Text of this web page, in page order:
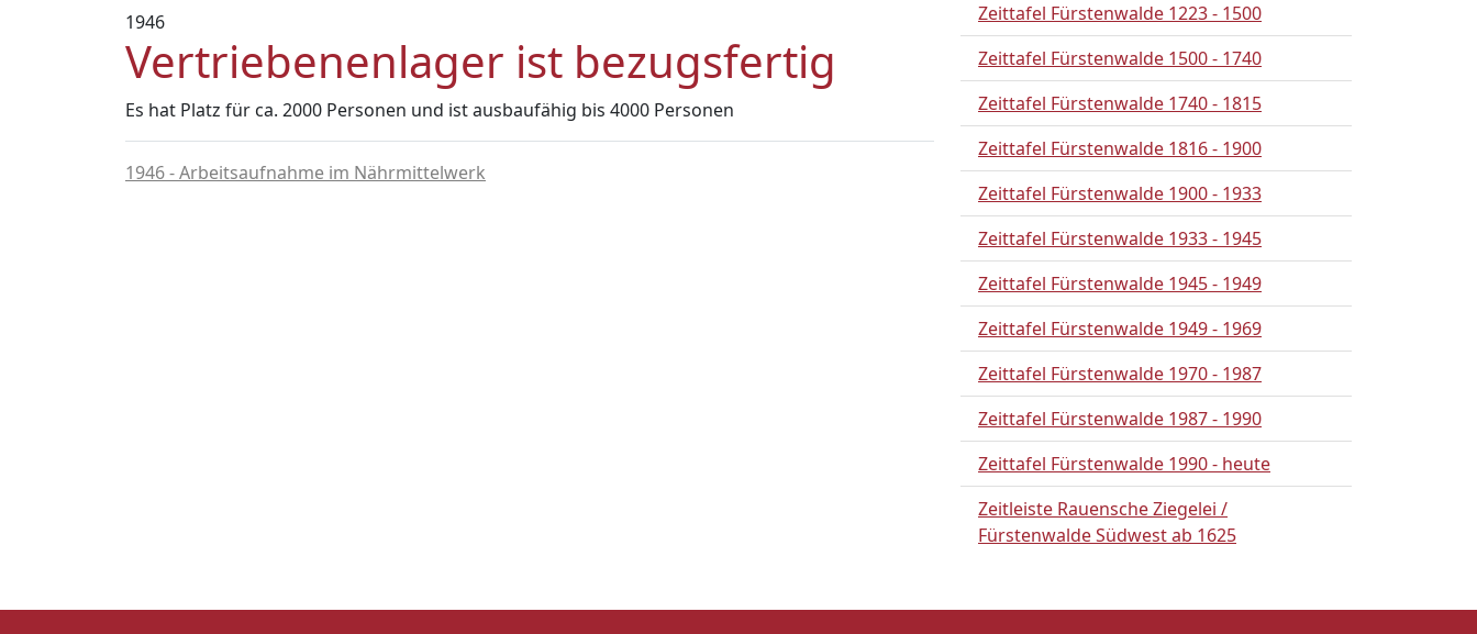
1946
Vertriebenenlager ist bezugsfertig
Es hat Platz für ca. 2000 Personen und ist ausbaufähig bis 4000 Personen
1946 - Arbeitsaufnahme im Nährmittelwerk
Zeittafel Fürstenwalde 1223 - 1500
Zeittafel Fürstenwalde 1500 - 1740
Zeittafel Fürstenwalde 1740 - 1815
Zeittafel Fürstenwalde 1816 - 1900
Zeittafel Fürstenwalde 1900 - 1933
Zeittafel Fürstenwalde 1933 - 1945
Zeittafel Fürstenwalde 1945 - 1949
Zeittafel Fürstenwalde 1949 - 1969
Zeittafel Fürstenwalde 1970 - 1987
Zeittafel Fürstenwalde 1987 - 1990
Zeittafel Fürstenwalde 1990 - heute
Zeitleiste Rauensche Ziegelei /
Fürstenwalde Südwest ab 1625